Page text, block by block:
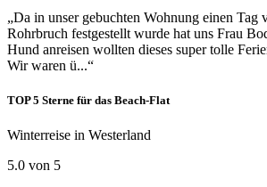
„Da in unser gebuchten Wohnung einen Tag
Rohrbruch festgestellt wurde hat uns Frau
Hund anreisen wollten dieses super tolle
Wir waren ü...“
TOP 5 Sterne für das Beach-Flat
Winterreise in Westerland
5.0 von 5